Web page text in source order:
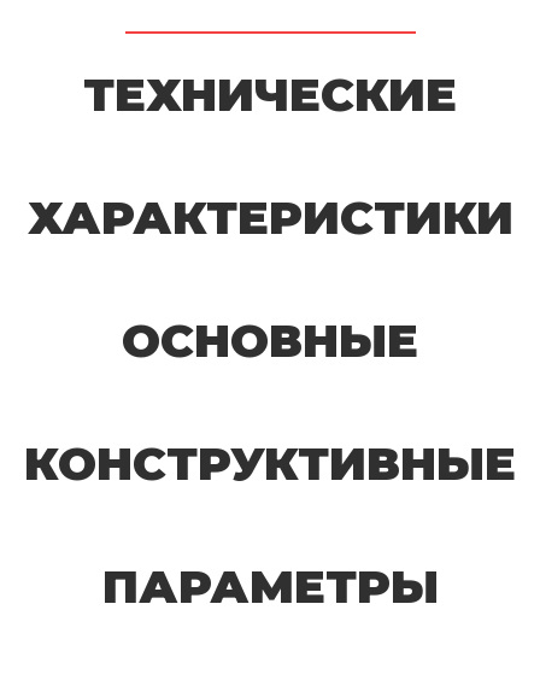
ТЕХНИЧЕСКИЕ
ХАРАКТЕРИСТИКИ
ОСНОВНЫЕ
КОНСТРУКТИВНЫЕ
ПАРАМЕТРЫ